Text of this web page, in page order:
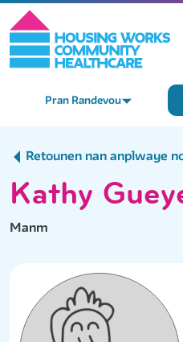
Pran Randevou
Retounen nan anplwaye
Kathy
Manm